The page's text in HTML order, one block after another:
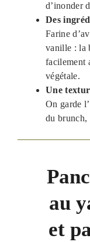
d’inonder
Des
Farine
vanille : la
facilement
végétale.
Une
On garde
du brunch,
au
et